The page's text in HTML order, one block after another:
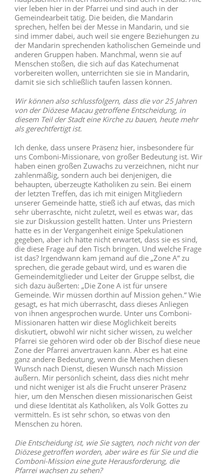
vier leben hier in der Pfarrei und sind auch in der
Gemeindearbeit tätig. Die beiden, die Mandarin
sprechen, helfen bei der Messe in Mandarin, und sie
sind immer dabei, auch weil sie engere Beziehungen zu
der Mandarin sprechenden katholischen Gemeinde und
anderen Gruppen haben. Manchmal, wenn sie auf
Menschen stoßen, die sich auf das Katechumenat
vorbereiten wollen, unterrichten sie sie in Mandarin,
damit sie sich schließlich taufen lassen können.
Wir können also schlussfolgern, dass die vor 25 Jahren
von der Diözese Macau getroffene Entscheidung, in
diesem Teil der Stadt eine Kirche zu bauen, heute mehr
als gerechtfertigt ist.
Ich denke, dass unsere Präsenz hier, insbesondere für
uns Comboni-Missionare, von großer Bedeutung ist. Wir
haben einen großen Zuwachs zu verzeichnen, nicht nur
zahlenmäßig, sondern auch bei denjenigen, die
behaupten, überzeugte Katholiken zu sein. Bei einem
der letzten Treffen, das ich mit einigen Mitgliedern
unserer Gemeinde hatte, stieß ich auf etwas, das mich
sehr überraschte, nicht zuletzt, weil es etwas war, das
sie zur Diskussion gestellt hatten. Unter uns Priestern
hatte es in der Vergangenheit einige Spekulationen
gegeben, aber ich hätte nicht erwartet, dass sie es sind,
die diese Frage auf den Tisch bringen. Und welche Frage
ist das? Irgendwann kam jemand auf die „Zone A“ zu
sprechen, die gerade gebaut wird, und es waren die
Gemeindemitglieder und Leiter der Gruppe selbst, die
sich dazu äußerten: „Die Zone A ist für unsere
Gemeinde. Wir müssen dorthin auf Mission gehen.“ Wie
gesagt, es hat mich überrascht, dass dieses Anliegen
von ihnen angesprochen wurde. Unter uns Comboni-
Missionaren hatten wir diese Möglichkeit bereits
diskutiert, obwohl wir nicht sicher wissen, zu welcher
Pfarrei sie gehören wird oder ob der Bischof diese neue
Zone der Pfarrei anvertrauen kann. Aber es hat eine
ganz andere Bedeutung, wenn die Menschen diesen
Wunsch nach Dienst, diesen Wunsch nach Mission
äußern. Mir persönlich scheint, dass dies nicht mehr
und nicht weniger ist als die Frucht unserer Präsenz
hier, um den Menschen diesen missionarischen Geist
und diese Identität als Katholiken, als Volk Gottes zu
vermitteln. Es ist sehr schön, so etwas von den
Menschen zu hören.
Die Entscheidung ist, wie Sie sagten, noch nicht von der
Diözese getroffen worden, aber wäre es für Sie und die
Comboni-Mission eine gute Herausforderung, die
Pfarrei wachsen zu sehen?